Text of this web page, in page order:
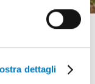
dettagli